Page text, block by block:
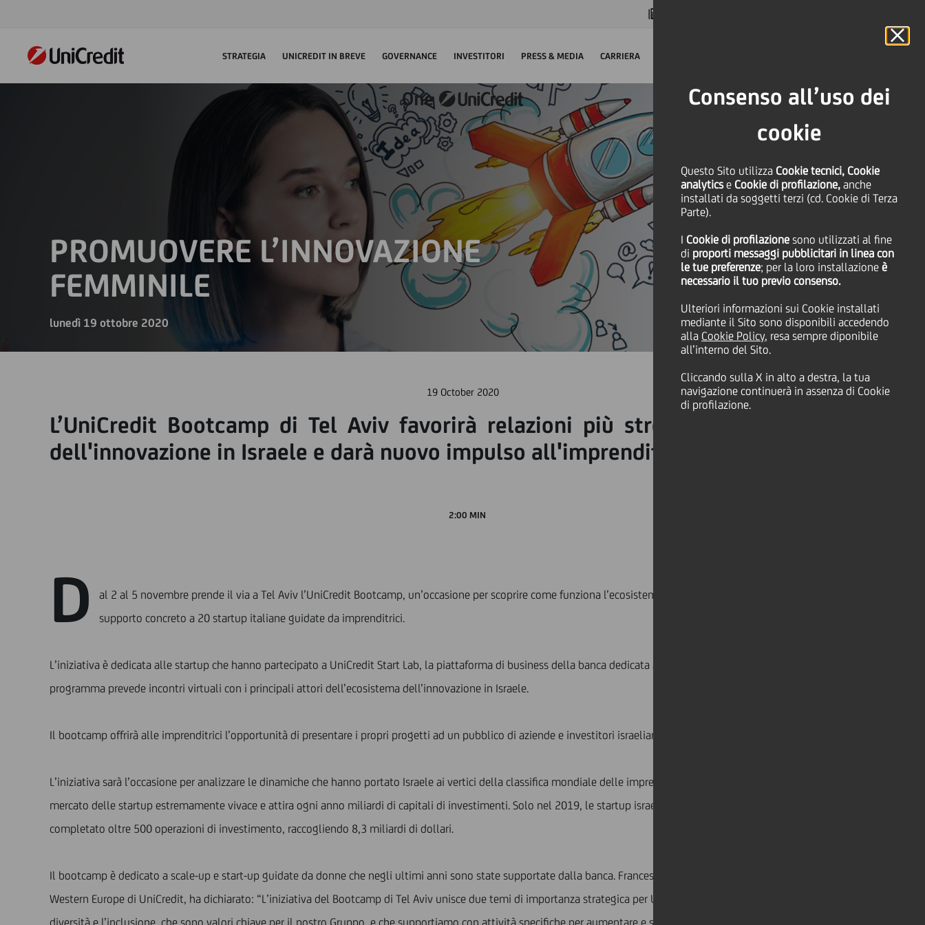
STRATEGIA UNICREDIT IN BREVE GOVERNANCE INVESTITORI PRESS & MEDIA CARRIERA
Consenso all’uso dei
cookie
Questo Sito utilizza Cookie tecnici, Cookie
analyticse Cookie di profilazione, anche
installati da soggetti terzi (cd. Cookie di Terza
Parte).
I Cookie di profilazione sono utilizzati al fine
di proporti messaggi pubblicitari in linea con
le tue preferenze; per la loro installazione è
necessario il tuo previo consenso.
Ulteriori informazioni sui Cookie installati
mediante il Sito sono disponibili accedendo
alla Cookie Policy, resa sempre diponibile
all’interno del Sito.
Cliccando sulla X in alto a destra, la tua
navigazione continuerà in assenza di Cookie
di profilazione.
PROMUOVERE L’INNOVAZIONE
FEMMINILE
lunedì 19 ottobre 2020
19 October 2020
L’UniCredit Bootcamp di Tel Aviv favorirà relazioni più strette con l'ecosistema
dell'innovazione in Israele e darà nuovo impulso all'imprenditoria femminile
2:00 MIN
D
al 2 al 5 novembre prende il via a Tel Aviv l’UniCredit Bootcamp, un’occasione per scoprire come funziona l’ecosistema dell’innovazione in Israele e dare un
supporto concreto a 20 startup italiane guidate da imprenditrici.
L’iniziativa è dedicata alle startup che hanno partecipato a UniCredit Start Lab, la piattaforma di business della banca dedicata alle startup e scaleup italiane innovative. Il
programma prevede incontri virtuali con i principali attori dell’ecosistema dell’innovazione in Israele.
Il bootcamp offrirà alle imprenditrici l’opportunità di presentare i propri progetti ad un pubblico di aziende e investitori israeliani.
L’iniziativa sarà l’occasione per analizzare le dinamiche che hanno portato Israele ai vertici della classifica mondiale delle imprese innovative e dei brevetti. Il Paese ha un
mercato delle startup estremamente vivace e attira ogni anno miliardi di capitali di investimenti. Solo nel 2019, le startup israeliane e le imprese high-tech hanno
completato oltre 500 operazioni di investimento, raccogliendo 8,3 miliardi di dollari.
Il bootcamp è dedicato a scale-up e start-up guidate da donne che negli ultimi anni sono state supportate dalla banca. Francesco Giordano, co-CEO di Commercial Banking
Western Europe di UniCredit, ha dichiarato: “L’iniziativa del Bootcamp di Tel Aviv unisce due temi di importanza strategica per UniCredit. Da un lato, le pari opportunità, la
diversità e l’inclusione, che sono valori chiave per il nostro Gruppo, e che supportiamo con attività specifiche per aumentare e sostenere la diversità a tutti i livelli. Dall’altro,